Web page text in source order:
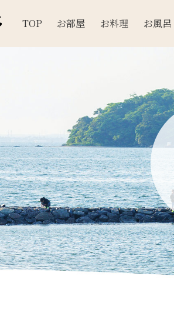
TOP お部屋 お料理 お風呂